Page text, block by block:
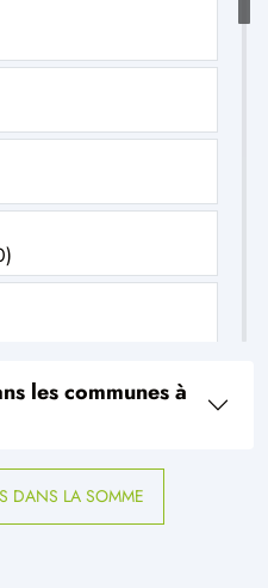
les communes à
DANS LA SOMME